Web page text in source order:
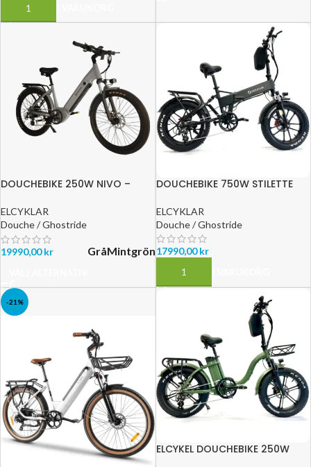
LÄGG TILL I VARUKORG
DOUCHEBIKE 250W NIVO –
ELCYKLAR
Douche / Ghostride
19990,00kr GråMintgrön
DOUCHEBIKE 750W STILETTE
ELCYKLAR
Douche / Ghostride
17990,00kr
LÄGG TILL I VARUKORG
-21%
ELCYKEL DOUCHEBIKE 250W